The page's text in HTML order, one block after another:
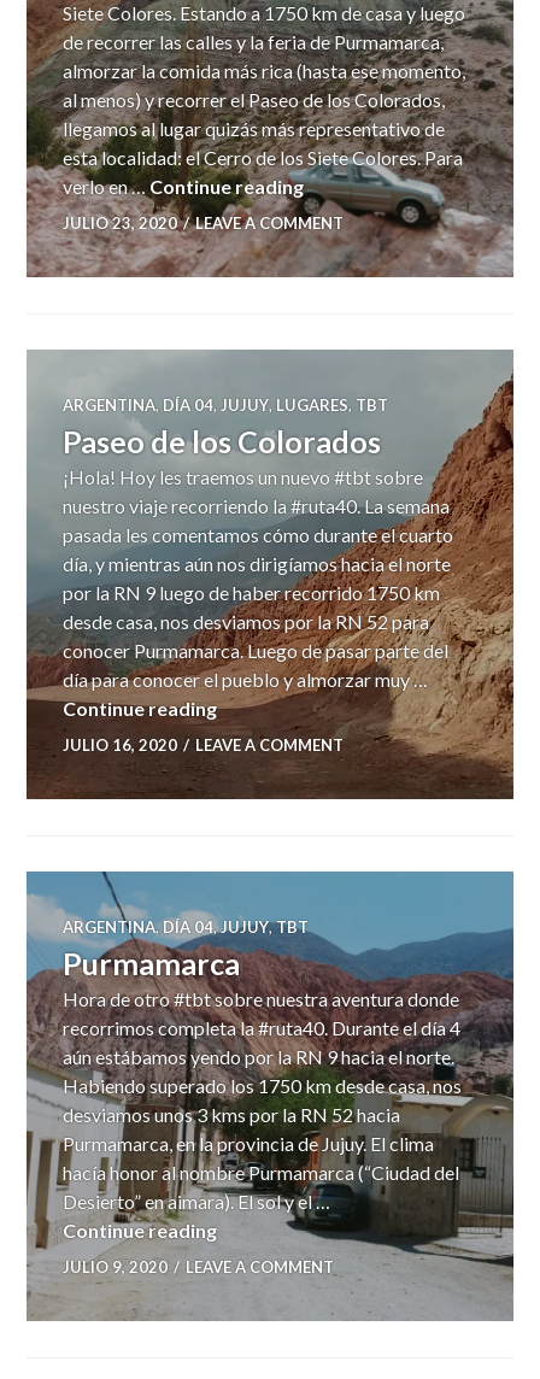
Siete Colores. Estando a 1750 km de casa y luego
de recorrer las calles y la feria de Purmamarca,
almorzar la comida más rica (hasta ese momento,
al menos) y recorrer el Paseo de los Colorados,
llegamos al lugar quizás más representativo de
esta localidad: el Cerro de los Siete Colores. Para
verlo en … Continue readingCerro de los Siete Colores
JULIO 23, 2020 LEAVE A COMMENT
ARGENTINA, DÍA 04, JUJUY, LUGARES, TBT
Paseo de los Colorados
¡Hola! Hoy les traemos un nuevo #tbt sobre
nuestro viaje recorriendo la #ruta40. La semana
pasada les comentamos cómo durante el cuarto
día, y mientras aún nos dirigíamos hacia el norte
por la RN 9 luego de haber recorrido 1750 km
desde casa, nos desviamos por la RN 52 para
conocer Purmamarca. Luego de pasar parte del
día para conocer el pueblo y almorzar muy …
Continue readingPaseo de los Colorados
JULIO 16, 2020 LEAVE A COMMENT
ARGENTINA,DÍA 04,JUJUY,TBT
Purmamarca
Hora de otro #tbt sobre nuestra aventura donde
recorrimos completa la #ruta40. Durante el día 4
aún estábamos yendo por la RN 9 hacia el norte.
Habiendo superado los 1750 km desde casa, nos
desviamos unos 3 kms por la RN 52 hacia
Purmamarca, en la provincia de Jujuy. El clima
hacía honor al nombre Purmamarca (“Ciudad del
Desierto” en aimara). El sol y el …
Continue readingPurmamarca
JULIO 9, 2020 LEAVE A COMMENT